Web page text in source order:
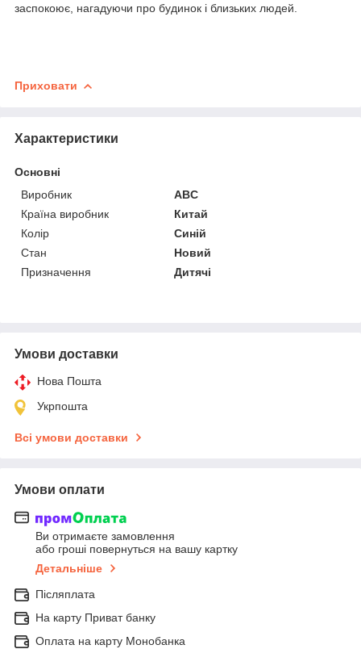
заспокоює, нагадуючи про будинок і близьких людей.
Приховати
Характеристики
Основні
Виробник
ABC
Країна виробник
Китай
Колір
Синій
Стан
Новий
Призначення
Дитячі
Умови доставки
Нова Пошта
Укрпошта
Всі умови доставки
Умови оплати
Ви отримаєте замовлення
або гроші повернуться на вашу картку
Детальніше
Післяплата
На карту Приват банку
Оплата на карту Монобанка